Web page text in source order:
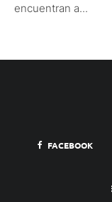
encuentran a...
FACEBOOK